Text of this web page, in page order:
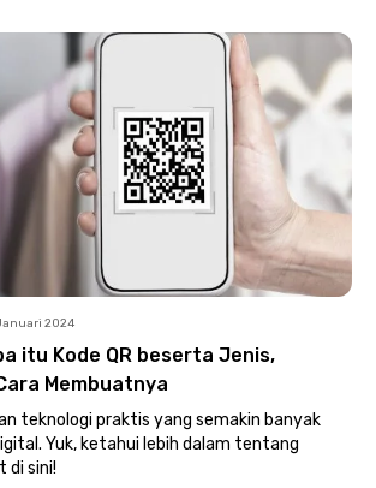
2024
itu Kode QR beserta Jenis,
Membuatnya
teknologi praktis yang semakin banyak
Yuk, ketahui lebih dalam tentang
di sini!